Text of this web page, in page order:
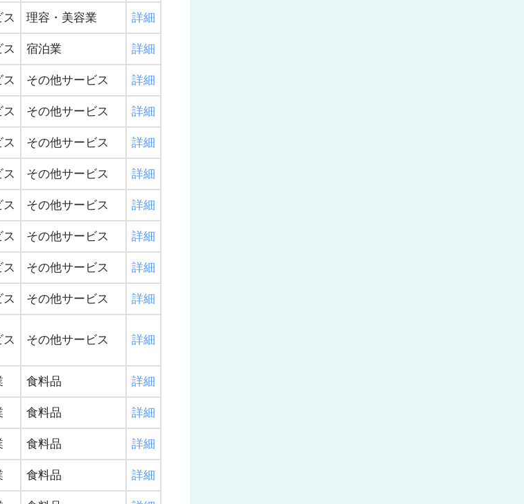
理容・美容業 詳細
宿泊業 詳細
その他サービス 詳細
その他サービス 詳細
その他サービス 詳細
その他サービス 詳細
その他サービス 詳細
その他サービス 詳細
その他サービス 詳細
その他サービス 詳細
その他サービス 詳細
食料品 詳細
食料品 詳細
食料品 詳細
食料品 詳細